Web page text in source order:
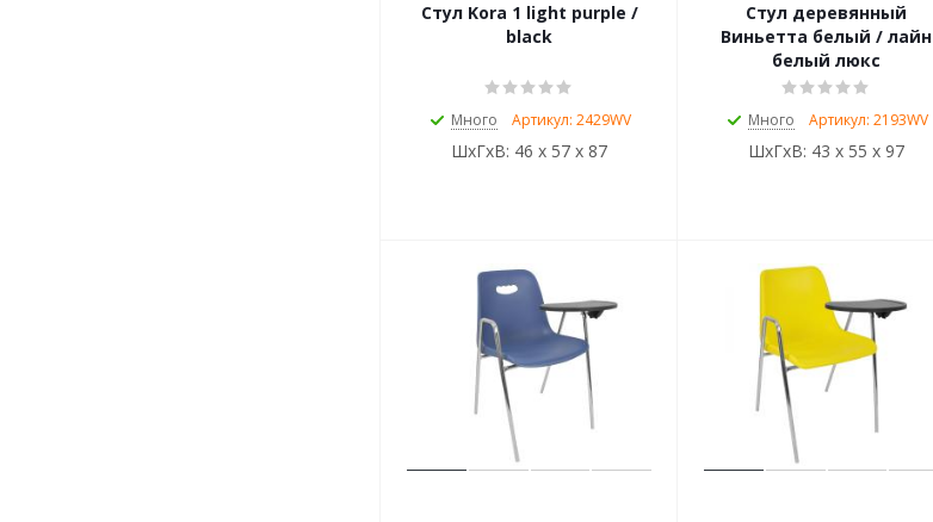
Стул Kora 1 light purple /
black
Много Артикул: 2429WV
ШхГхВ: 46 х 57 х 87
Стул деревянный
Виньетта белый / лайн
белый люкс
Много Артикул: 2193WV
ШхГхВ: 43 х 55 х 97